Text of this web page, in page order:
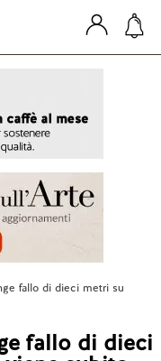
fallo di dieci metri su
fallo di dieci